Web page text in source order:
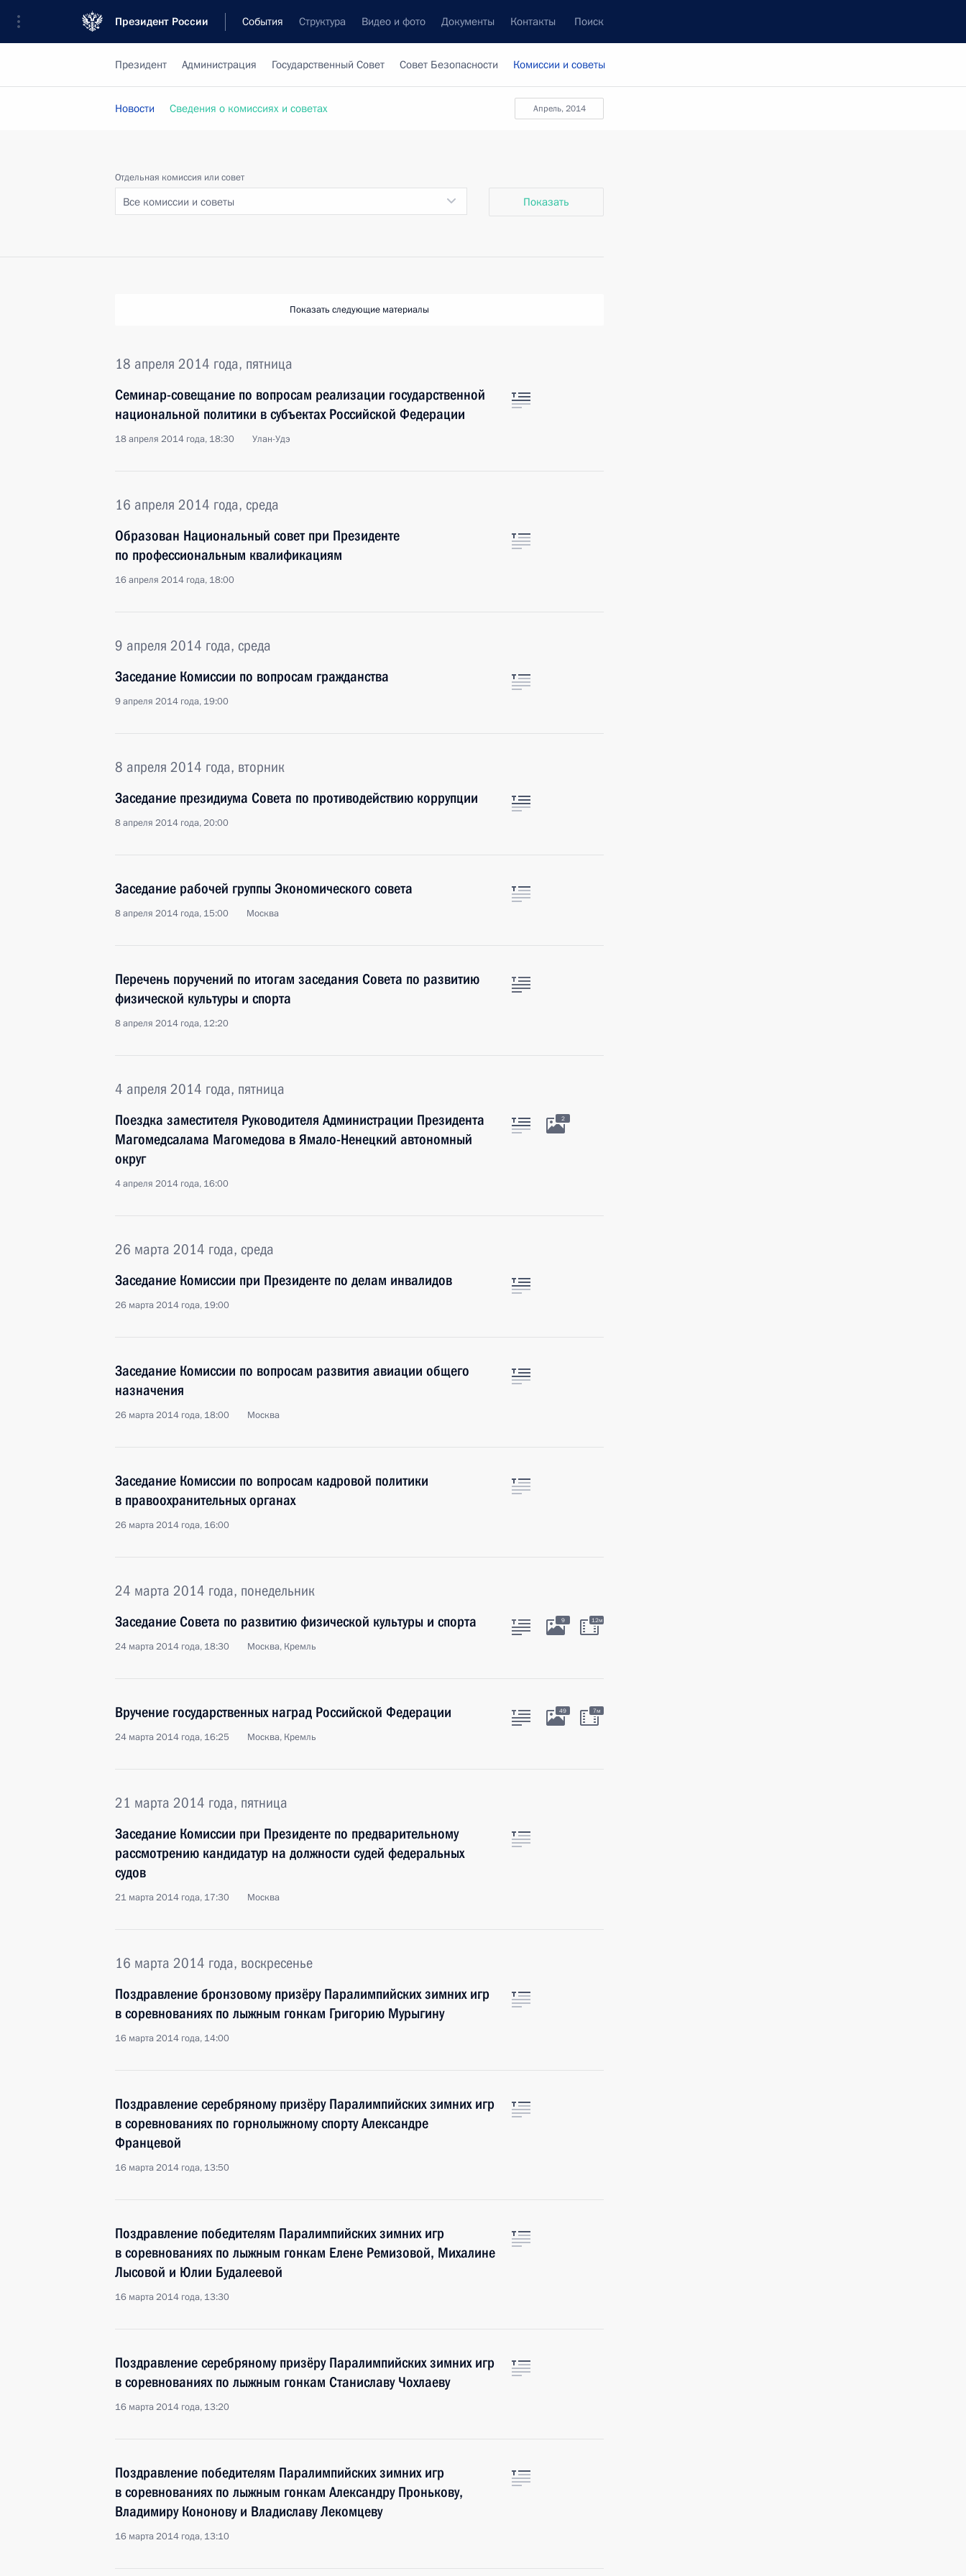
Президент России События Структура Видео и фото Документы Контакты Поиск
Президент Администрация Государственный Совет Совет Безопасности Комиссии и советы
апрель, 2014
Новости Сведения о комиссиях и советах
Отдельная комиссия или совет
Все комиссии и советы Показать
Показать следующие материалы
18 апреля 2014 года, пятница
Семинар-совещание по вопросам реализации государственной
национальной политики в субъектах Российской Федерации
18 апреля 2014 года, 18:30 Улан-Удэ
16 апреля 2014 года, среда
Образован Национальный совет при Президенте
по профессиональным квалификациям
16 апреля 2014 года, 18:00
9 апреля 2014 года, среда
Заседание Комиссии по вопросам гражданства
9 апреля 2014 года, 19:00
8 апреля 2014 года, вторник
Заседание президиума Совета по противодействию коррупции
8 апреля 2014 года, 20:00
Заседание рабочей группы Экономического совета
8 апреля 2014 года, 15:00 Москва
Перечень поручений по итогам заседания Совета по развитию
физической культуры и спорта
8 апреля 2014 года, 12:20
4 апреля 2014 года, пятница
Поездка заместителя Руководителя Администрации Президента
Магомедсалама Магомедова в Ямало-Ненецкий автономный
округ
4 апреля 2014 года, 16:00
2
26 марта 2014 года, среда
Заседание Комиссии при Президенте по делам инвалидов
26 марта 2014 года, 19:00
Заседание Комиссии по вопросам развития авиации общего
назначения
26 марта 2014 года, 18:00 Москва
Заседание Комиссии по вопросам кадровой политики
в правоохранительных органах
26 марта 2014 года, 16:00
24 марта 2014 года, понедельник
Заседание Совета по развитию физической культуры и спорта
24 марта 2014 года, 18:30 Москва, Кремль
9 12м
Вручение государственных наград Российской Федерации
24 марта 2014 года, 16:25 Москва, Кремль
49 7м
21 марта 2014 года, пятница
Заседание Комиссии при Президенте по предварительному
рассмотрению кандидатур на должности судей федеральных
судов
21 марта 2014 года, 17:30 Москва
16 марта 2014 года, воскресенье
Поздравление бронзовому призёру Паралимпийских зимних игр
в соревнованиях по лыжным гонкам Григорию Мурыгину
16 марта 2014 года, 14:00
Поздравление серебряному призёру Паралимпийских зимних игр
в соревнованиях по горнолыжному спорту Александре
Францевой
16 марта 2014 года, 13:50
Поздравление победителям Паралимпийских зимних игр
в соревнованиях по лыжным гонкам Елене Ремизовой, Михалине
Лысовой и Юлии Будалеевой
16 марта 2014 года, 13:30
Поздравление серебряному призёру Паралимпийских зимних игр
в соревнованиях по лыжным гонкам Станиславу Чохлаеву
16 марта 2014 года, 13:20
Поздравление победителям Паралимпийских зимних игр
в соревнованиях по лыжным гонкам Александру Пронькову,
Владимиру Кононову и Владиславу Лекомцеву
16 марта 2014 года, 13:10